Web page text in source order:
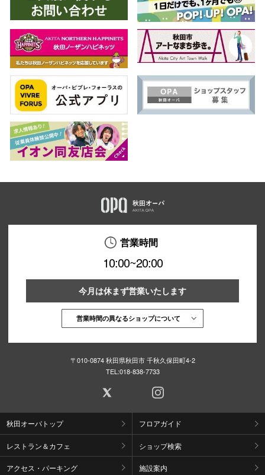
営業時間
10:00~20:00
今月は休まず営業いたします
営業時間の異なるショップについて
〒010-0874 秋田県秋田市 千秋久保田町4-2
TEL:018-838-7733
秋田オーパトップ フロアガイド
レストラン＆カフェ ショップ検索
アクセス・パーキング 施設案内